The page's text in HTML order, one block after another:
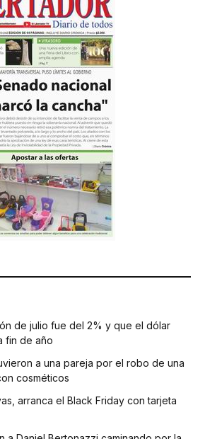
de julio fue del 2% y que el dólar
fin de año
a una pareja por el robo de una
cosméticos
arranca el Black Friday con tarjeta